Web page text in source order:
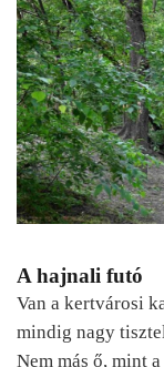
A hajnali futó
Van a kertvárosi
mindig nagy
Nem más ő, mint